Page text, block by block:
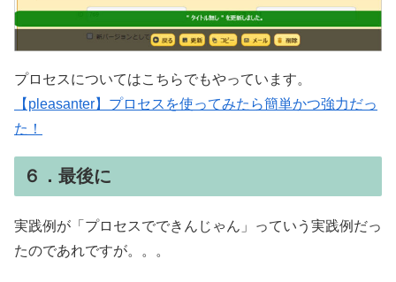
プロセスについてはこちらでもやっています。
【pleasanter】プロセスを使ってみたら簡単かつ強力だっ
た！
６．最後に
実践例が「プロセスでできんじゃん」っていう実践例だっ
たのであれですが。。。